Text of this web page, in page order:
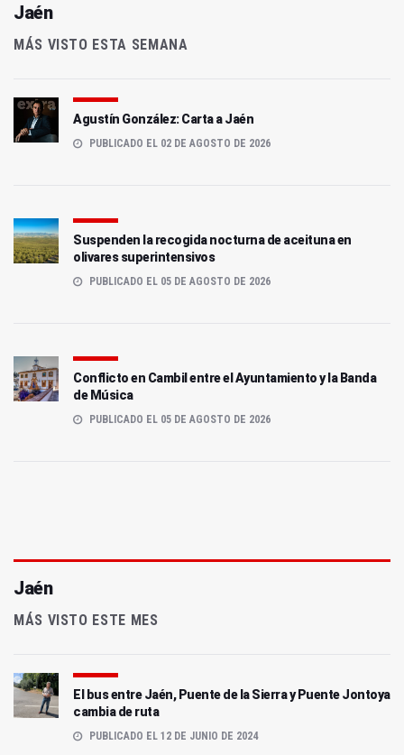
Jaén
MÁS VISTO ESTA SEMANA
Agustín González: Carta a Jaén
PUBLICADO EL 02 DE AGOSTO DE 2026
Suspenden la recogida nocturna de aceituna en
olivares superintensivos
PUBLICADO EL 05 DE AGOSTO DE 2026
Conflicto en Cambil entre el Ayuntamiento y la Banda
de Música
PUBLICADO EL 05 DE AGOSTO DE 2026
Jaén
MÁS VISTO ESTE MES
El bus entre Jaén, Puente de la Sierra y Puente Jontoya
cambia de ruta
PUBLICADO EL 12 DE JUNIO DE 2024